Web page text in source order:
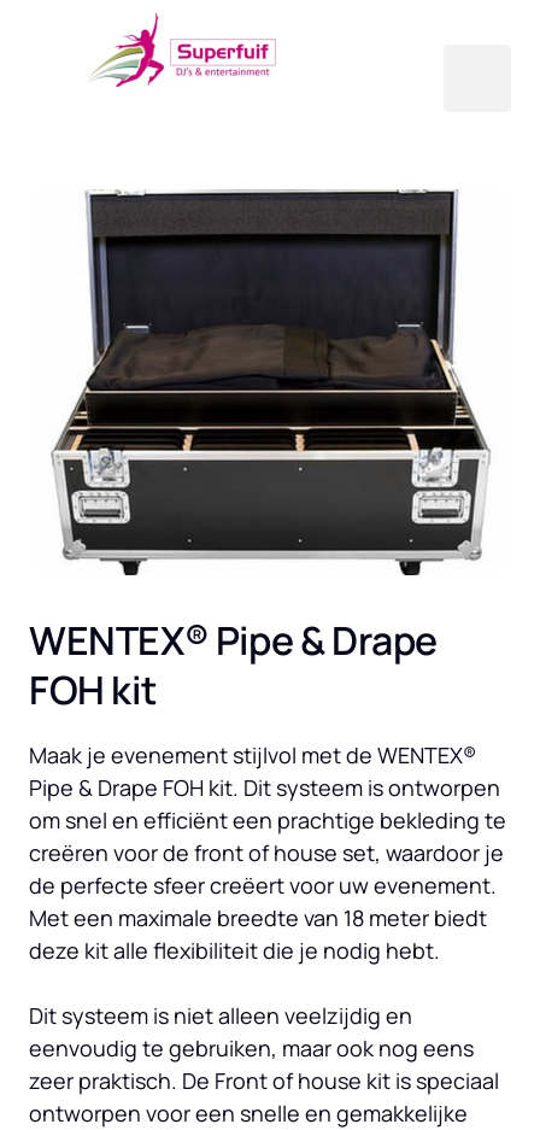
WENTEX® Pipe & Drape
FOH kit
Maak je evenement stijlvol met de WENTEX®
Pipe & Drape FOH kit. Dit systeem is ontworpen
om snel en efficiënt een prachtige bekleding te
creëren voor de front of house set, waardoor je
de perfecte sfeer creëert voor uw evenement.
Met een maximale breedte van 18 meter biedt
deze kit alle flexibiliteit die je nodig hebt.
Dit systeem is niet alleen veelzijdig en
eenvoudig te gebruiken, maar ook nog eens
zeer praktisch. De Front of house kit is speciaal
ontworpen voor een snelle en gemakkelijke